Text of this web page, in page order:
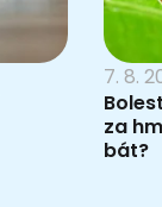
7. 8.
za
bát?